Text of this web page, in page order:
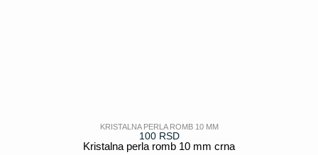
KRISTALNA PERLA ROMB 10 MM
100 RSD
Kristalna perla romb 10 mm crna